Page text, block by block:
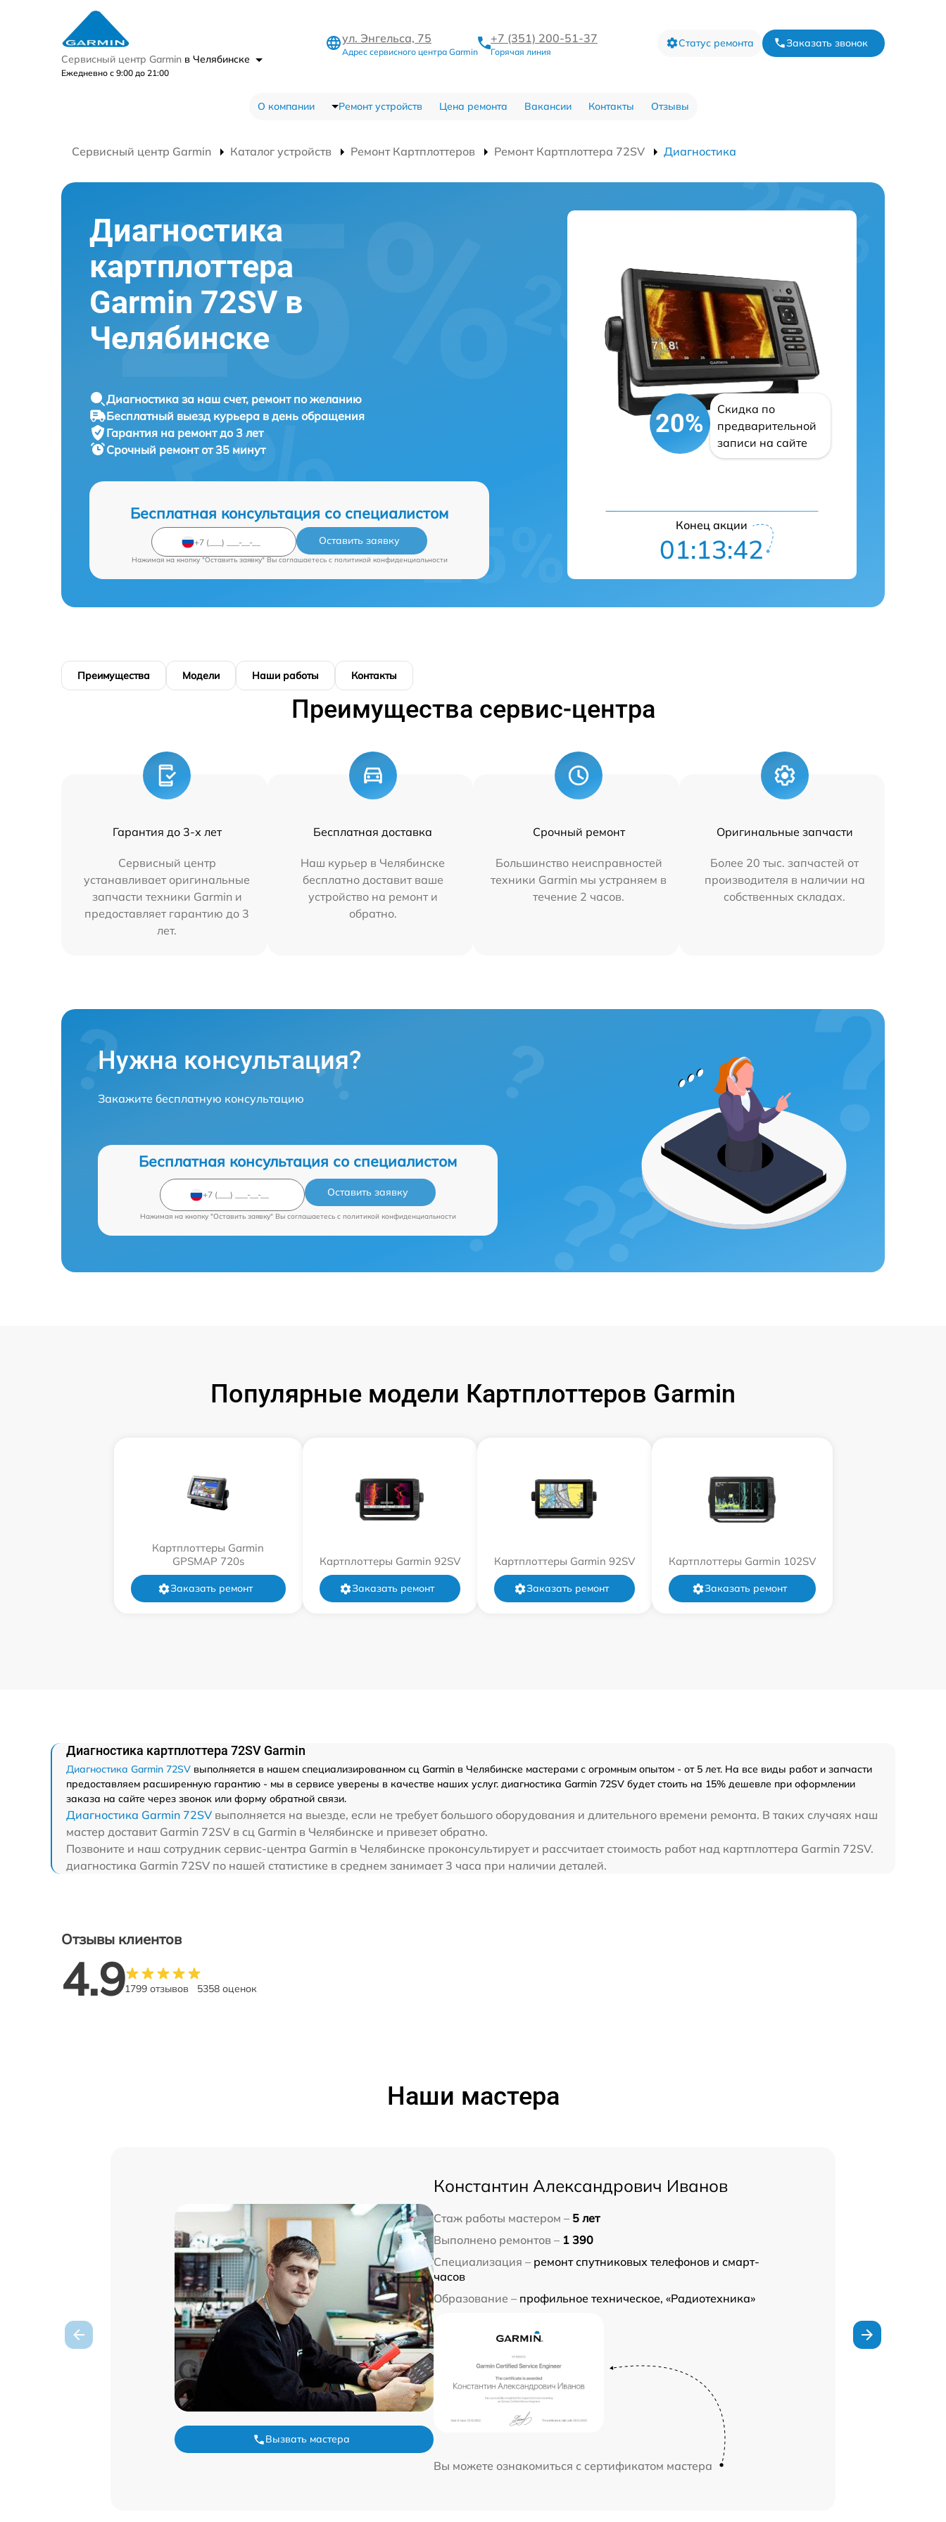
Сервисный центр Garmin в Челябинске
Ежедневно с 9:00 до 21:00
ул. Энгельса, 75
Адрес сервисного центра Garmin
+7 (351) 200-51-37
Горячая линия
Статус ремонта Заказать звонок
О компании Ремонт устройств Цена ремонта Вакансии Контакты Отзывы
Сервисный центр Garmin Каталог устройств Ремонт Картплоттеров Ремонт Картплоттера 72SV Диагностика
Диагностика
картплоттера
Garmin 72SV в
Челябинске
Диагностика за наш счет, ремонт по желанию
Бесплатный выезд курьера в день обращения
Гарантия на ремонт до 3 лет
Срочный ремонт от 35 минут
Бесплатная консультация со специалистом
Оставить заявку
Нажимая на кнопку "Оставить заявку" Вы соглашаетесь c политикой конфиденциальности
20%
Скидка по
предварительной
записи на сайте
Конец акции
01:13:41
Преимущества Модели Наши работы Контакты
Преимущества сервис-центра
Гарантия до 3-х лет
Сервисный центр
устанавливает оригинальные
запчасти техники Garmin и
предоставляет гарантию до 3
лет.
Бесплатная доставка
Наш курьер в Челябинске
бесплатно доставит ваше
устройство на ремонт и
обратно.
Срочный ремонт
Большинство неисправностей
техники Garmin мы устраняем в
течение 2 часов.
Оригинальные запчасти
Более 20 тыс. запчастей от
производителя в наличии на
собственных складах.
Нужна консультация?
Закажите бесплатную консультацию
Бесплатная консультация со специалистом
Оставить заявку
Нажимая на кнопку "Оставить заявку" Вы соглашаетесь c политикой конфиденциальности
Популярные модели Картплоттеров Garmin
Картплоттеры Garmin
GPSMAP 720s
Заказать ремонт
Картплоттеры Garmin 92SV
Заказать ремонт
Картплоттеры Garmin 92SV
Заказать ремонт
Картплоттеры Garmin 102SV
Заказать ремонт
Диагностика картплоттера 72SV Garmin
Диагностика Garmin 72SV выполняется в нашем специализированном сц Garmin в Челябинске мастерами с огромным опытом - от 5 лет. На все виды работ и запчасти
предоставляем расширенную гарантию - мы в сервисе уверены в качестве наших услуг. диагностика Garmin 72SV будет стоить на 15% дешевле при оформлении
заказа на сайте через звонок или форму обратной связи.
Диагностика Garmin 72SV выполняется на выезде, если не требует большого оборудования и длительного времени ремонта. В таких случаях наш
мастер доставит Garmin 72SV в сц Garmin в Челябинске и привезет обратно.
Позвоните и наш сотрудник сервис-центра Garmin в Челябинске проконсультирует и рассчитает стоимость работ над картплоттера Garmin 72SV.
диагностика Garmin 72SV по нашей статистике в среднем занимает 3 часа при наличии деталей.
Отзывы клиентов
4.91799 отзывов 5358 оценок
Наши мастера
Вызвать мастера
Константин Александрович Иванов
Стаж работы мастером – 5 лет
Выполнено ремонтов – 1 390
Специализация – ремонт спутниковых телефонов и смарт-
часов
Образование – профильное техническое, «Радиотехника»
Вы можете ознакомиться с сертификатом мастера